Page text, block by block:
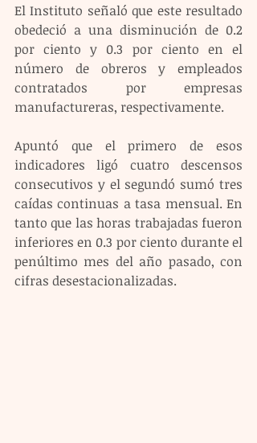
El Instituto señaló que este resultado
obedeció a una disminución de 0.2
por ciento y 0.3 por ciento en el
número de obreros y empleados
contratados por empresas
manufactureras, respectivamente.
Apuntó que el primero de esos
indicadores ligó cuatro descensos
consecutivos y el segundó sumó tres
caídas continuas a tasa mensual. En
tanto que las horas trabajadas fueron
inferiores en 0.3 por ciento durante el
penúltimo mes del año pasado, con
cifras desestacionalizadas.